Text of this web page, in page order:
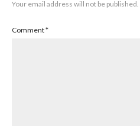
Your email address will not be published.
Comment*